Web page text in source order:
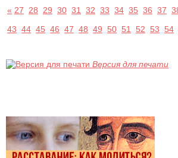
« 27 28 29 30 31 32 33 34 35 36 37
43 44 45 46 47 48 49 50 51 52 53 54
Версия для печати